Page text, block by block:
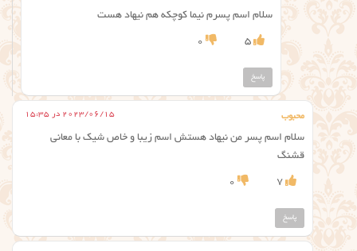
سلام اسم پسرم نیما کوچکه هم نیهاد هست
5
0
پاسخ
محبوب 2023/06/15 در 15:35
سلام اسم پسر من نیهاد هستش اسم زیبا و خاص شیک با معانی
قشنگ
7
0
پاسخ